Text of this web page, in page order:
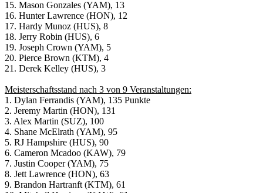
15. Mason Gonzales (YAM), 13
16. Hunter Lawrence (HON), 12
17. Hardy Munoz (HUS), 8
18. Jerry Robin (HUS), 6
19. Joseph Crown (YAM), 5
20. Pierce Brown (KTM), 4
21. Derek Kelley (HUS), 3
Meisterschaftsstand nach 3 von 9 Veranstaltungen:
1. Dylan Ferrandis (YAM), 135 Punkte
2. Jeremy Martin (HON), 131
3. Alex Martin (SUZ), 100
4. Shane McElrath (YAM), 95
5. RJ Hampshire (HUS), 90
6. Cameron Mcadoo (KAW), 79
7. Justin Cooper (YAM), 75
8. Jett Lawrence (HON), 63
9. Brandon Hartranft (KTM), 61